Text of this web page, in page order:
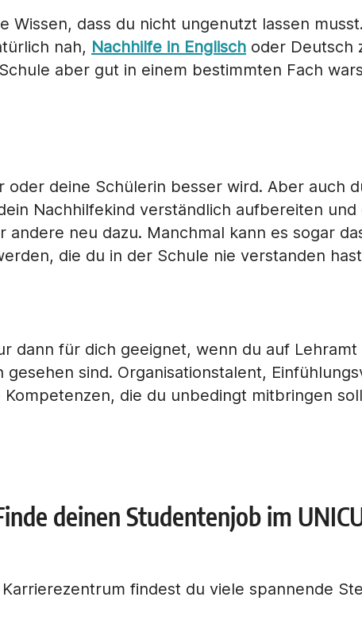
dass du nicht ungenutzt lassen
nah, Nachhilfe in Englisch oder Deutsch
aber gut in einem bestimmten Fach
oder deine Schülerin besser wird. Aber auch
Nachhilfekind verständlich aufbereiten
neu dazu. Manchmal kann es sogar
die du in der Schule nie verstanden
dann für dich geeignet, wenn du auf
gesehen sind. Organisationstalent,
die du unbedingt mitbringen
deinen Studentenjob im
findest du viele spannende